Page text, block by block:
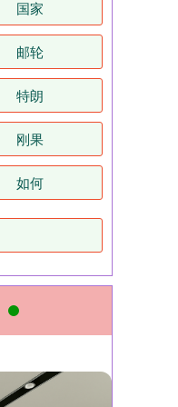
国家
邮轮
特朗
刚果
如何